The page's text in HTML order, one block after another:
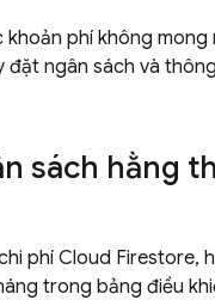
phí không mong
đặt ngân sách và
sách hằng
phí Cloud Firestore,
trong bảng điều